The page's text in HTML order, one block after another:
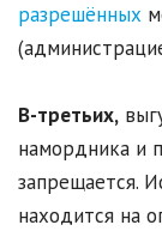
разрешённых
В-третьих,
намордника и
запрещается.
находится на